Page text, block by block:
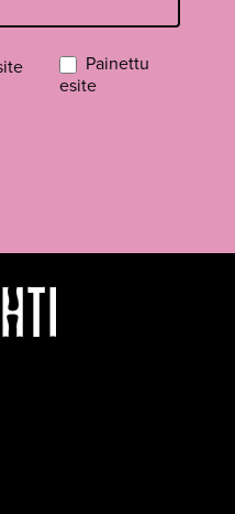
Painettu
esite
Twitterissä
YouTubessa
Lahti RSS-feed